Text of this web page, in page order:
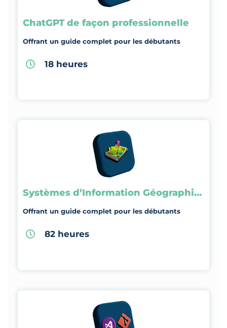
ChatGPT de façon professionnelle
Offrant un guide complet pour les débutants
18 heures
Systèmes d’Information Géographique
Offrant un guide complet pour les débutants
82 heures